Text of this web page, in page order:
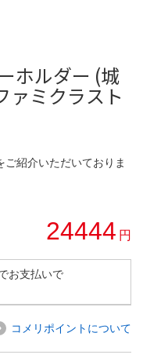
ホルダー (城
ァミクラスト
紹介いただいておりま
24444 円
お支払いで
コメリポイントについて